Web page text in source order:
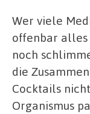
Wer viele
offenbar alles
noch
die
Cocktails
Organismus